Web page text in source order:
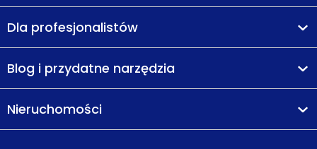
Dla profesjonalistów
Blog i przydatne narzędzia
Nieruchomości